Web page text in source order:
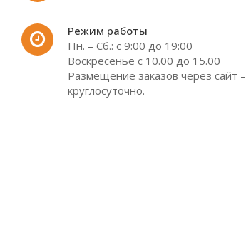
Режим работы
Пн. – Сб.: с 9:00 до 19:00
Воскресенье с 10.00 до 15.00
Размещение заказов через сайт –
круглосуточно.